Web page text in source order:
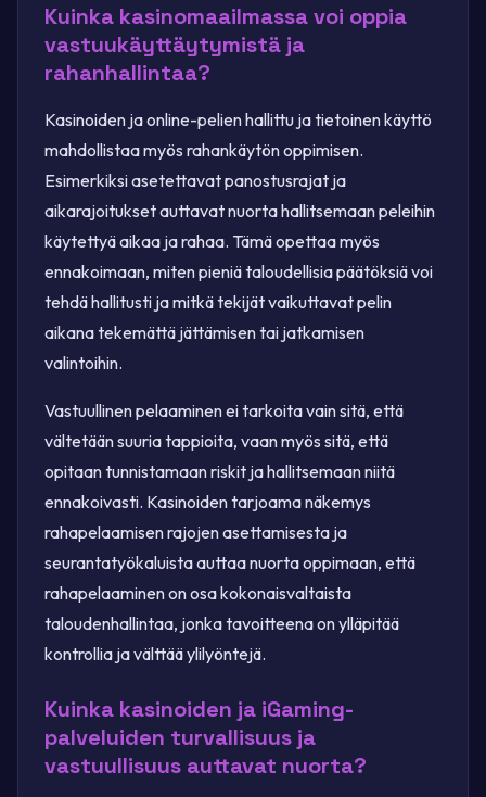
Kuinka kasinomaailmassa voi oppia
vastuukäyttäytymistä ja
rahanhallintaa?
Kasinoiden ja online-pelien hallittu ja tietoinen käyttö
mahdollistaa myös rahankäytön oppimisen.
Esimerkiksi asetettavat panostusrajat ja
aikarajoitukset auttavat nuorta hallitsemaan peleihin
käytettyä aikaa ja rahaa. Tämä opettaa myös
ennakoimaan, miten pieniä taloudellisia päätöksiä voi
tehdä hallitusti ja mitkä tekijät vaikuttavat pelin
aikana tekemättä jättämisen tai jatkamisen
valintoihin.
Vastuullinen pelaaminen ei tarkoita vain sitä, että
vältetään suuria tappioita, vaan myös sitä, että
opitaan tunnistamaan riskit ja hallitsemaan niitä
ennakoivasti. Kasinoiden tarjoama näkemys
rahapelaamisen rajojen asettamisesta ja
seurantatyökaluista auttaa nuorta oppimaan, että
rahapelaaminen on osa kokonaisvaltaista
taloudenhallintaa, jonka tavoitteena on ylläpitää
kontrollia ja välttää ylilyöntejä.
Kuinka kasinoiden ja iGaming-
palveluiden turvallisuus ja
vastuullisuus auttavat nuorta?